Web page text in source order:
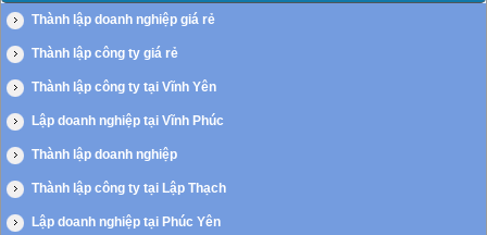
Thành lập doanh nghiệp giá rẻ
Thành lập công ty giá rẻ
Thành lập công ty tại Vĩnh Yên
Lập doanh nghiệp tại Vĩnh Phúc
Thành lập doanh nghiệp
Thành lập công ty tại Lập Thạch
Lập doanh nghiệp tại Phúc Yên